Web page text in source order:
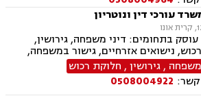
עורכי דין ונוטריון
בתחומים: דיני משפחה, גירושין,
נישואים אזרחיים, גישור במשפחה,
הסכמי ממון, אפוטרופסות,
מזונות, ייפוי כוח מתמשך, דיני עבודה,
דיני מקרקעין, תמ"א 38, מגרשים לבניה , הפקעת
משפחה ,גירושין, חלוקת רכוש
קשר: 0508004922